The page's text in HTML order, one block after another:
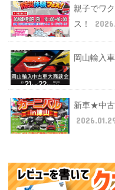
親子でワ
ス！
岡山輸入
新車★中